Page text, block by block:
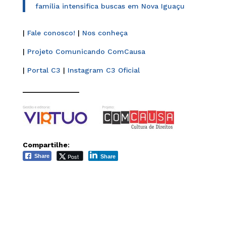
família intensifica buscas em Nova Iguaçu
| Fale conosco! | Nos conheça
| Projeto Comunicando ComCausa
| Portal C3 | Instagram C3 Oficial
Compartilhe:
Share Post Share